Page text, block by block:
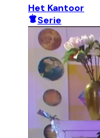
Het Kantoor
Serie